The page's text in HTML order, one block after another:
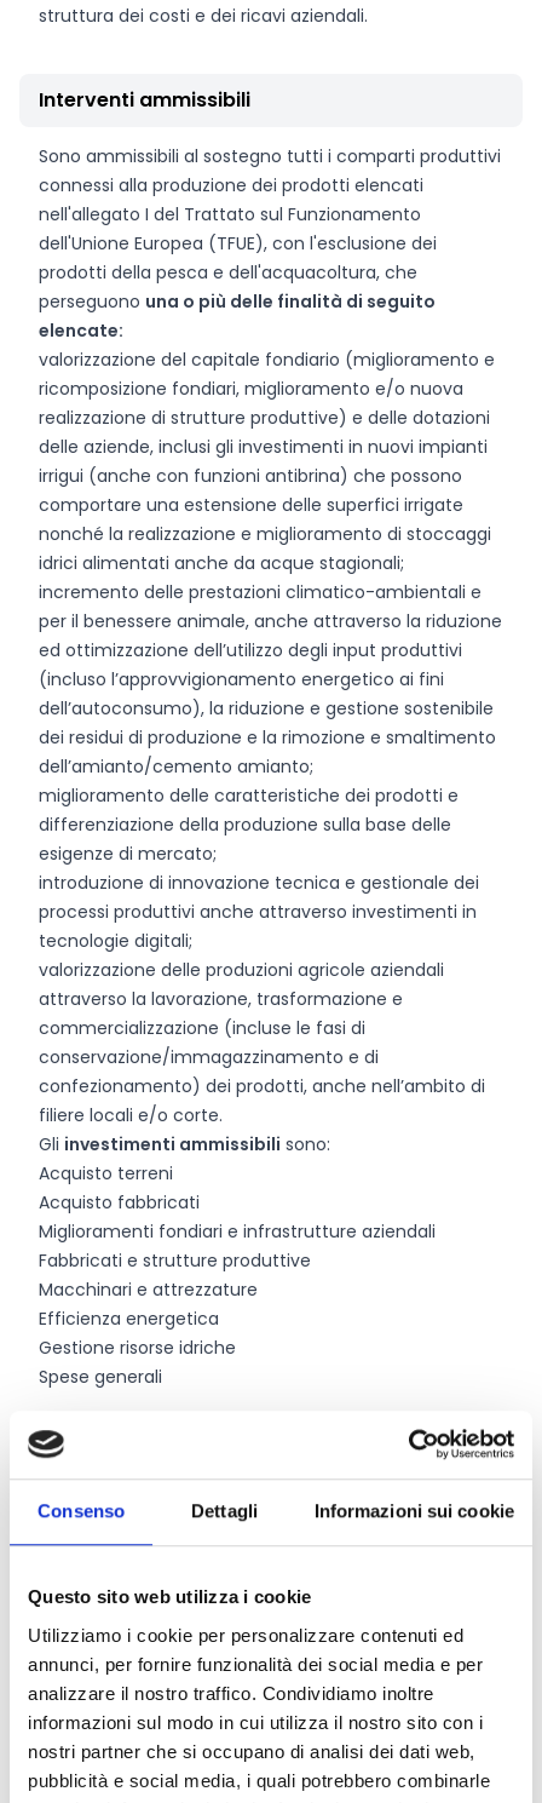
Consenso Dettagli Informazioni sui cookie
Questo sito web utilizza i cookie
Utilizziamo i cookie per personalizzare contenuti ed
annunci, per fornire funzionalità dei social media e per
analizzare il nostro traffico. Condividiamo inoltre
informazioni sul modo in cui utilizza il nostro sito con i
nostri partner che si occupano di analisi dei dati web,
pubblicità e social media, i quali potrebbero combinarle
struttura dei costi e dei ricavi aziendali.
Interventi ammissibili
Sono ammissibili al sostegno tutti i comparti produttivi
connessi alla produzione dei prodotti elencati
nell'allegato I del Trattato sul Funzionamento
dell'Unione Europea (TFUE), con l'esclusione dei
prodotti della pesca e dell'acquacoltura, che
perseguono una o più delle finalità di seguito
elencate:
valorizzazione del capitale fondiario (miglioramento e
ricomposizione fondiari, miglioramento e/o nuova
realizzazione di strutture produttive) e delle dotazioni
delle aziende, inclusi gli investimenti in nuovi impianti
irrigui (anche con funzioni antibrina) che possono
comportare una estensione delle superfici irrigate
nonché la realizzazione e miglioramento di stoccaggi
idrici alimentati anche da acque stagionali;
incremento delle prestazioni climatico-ambientali e
per il benessere animale, anche attraverso la riduzione
ed ottimizzazione dell’utilizzo degli input produttivi
(incluso l’approvvigionamento energetico ai fini
dell’autoconsumo), la riduzione e gestione sostenibile
dei residui di produzione e la rimozione e smaltimento
dell’amianto/cemento amianto;
miglioramento delle caratteristiche dei prodotti e
differenziazione della produzione sulla base delle
esigenze di mercato;
introduzione di innovazione tecnica e gestionale dei
processi produttivi anche attraverso investimenti in
tecnologie digitali;
valorizzazione delle produzioni agricole aziendali
attraverso la lavorazione, trasformazione e
commercializzazione (incluse le fasi di
conservazione/immagazzinamento e di
confezionamento) dei prodotti, anche nell’ambito di
filiere locali e/o corte.
Gli investimenti ammissibili sono:
Acquisto terreni
Acquisto fabbricati
Miglioramenti fondiari e infrastrutture aziendali
Fabbricati e strutture produttive
Macchinari e attrezzature
Efficienza energetica
Gestione risorse idriche
Spese generali
Chi può partecipare
Il bando è rivolto aimprenditori agricoli, singoli o
associati, ai sensi dell’art. 2135 del C.C. ad esclusione
attività di selvicoltura e acquacoltura.
Non possono partecipare al presente bando i soggetti
che abbiano già presentato o che intendano
presentare domanda di sostegno a valere
sull’intervento SRD01 attivato con procedura PIF.